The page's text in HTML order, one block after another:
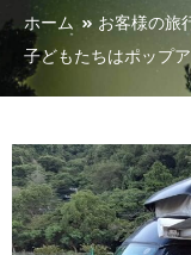
ホーム
お客様の旅
子どもたちはポップ